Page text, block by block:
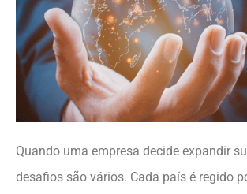
Quando uma empresa decide expandir
desafios são vários. Cada país é regido